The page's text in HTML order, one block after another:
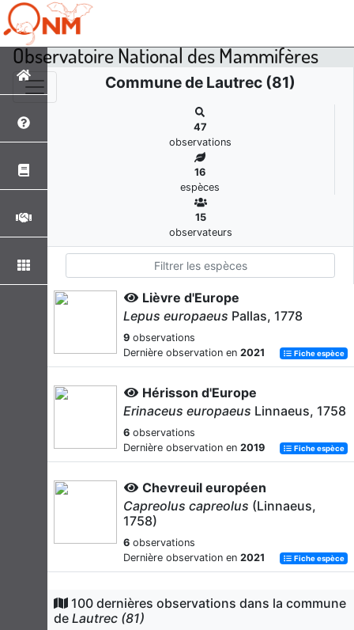
Observatoire National des Mammifères
Commune de Lautrec (81)
47
observations
16
espèces
15
observateurs
Lièvre d'Europe
Lepus europaeus Pallas, 1778
9 observations
Dernière observation en 2021 Fiche espèce
Hérisson d'Europe
Erinaceus europaeus Linnaeus, 1758
6 observations
Dernière observation en 2019 Fiche espèce
Chevreuil européen
Capreolus capreolus (Linnaeus,
1758)
6 observations
Dernière observation en 2021 Fiche espèce
Écureuil roux
Sciurus vulgaris
100 dernières observations dans la commune
de Lautrec (81)